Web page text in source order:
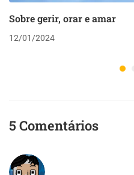
Sobre gerir, orar e amar
12/01/2024
5 Comentários